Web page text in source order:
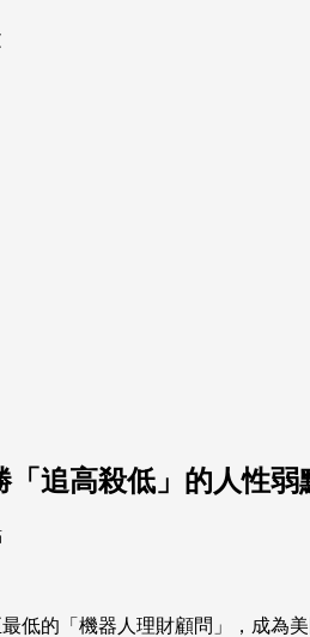
追高殺低」的人性弱
低的「機器人理財顧問」，成為美